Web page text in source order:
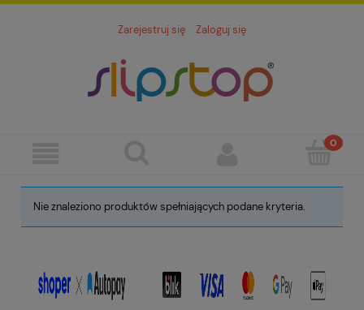
Zarejestruj się Zaloguj się
Nie znaleziono produktów spełniających podane kryteria.